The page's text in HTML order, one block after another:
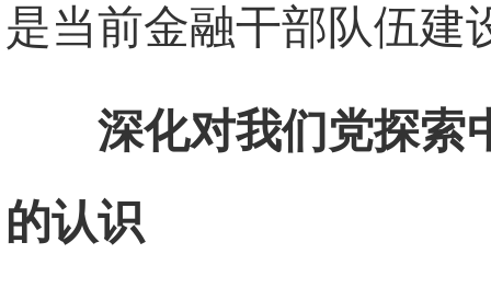
是当前金融干部队伍建
深化对我们党探索
的认识